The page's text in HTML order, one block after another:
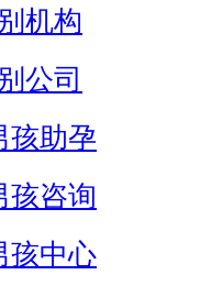
机构
公司
孩助孕
孩咨询
孩中心